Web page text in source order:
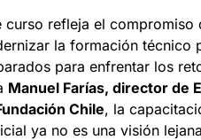
curso refleja el
la formación técnico
para enfrentar los
Manuel Farías, director de
Chile, la
ya no es una visión